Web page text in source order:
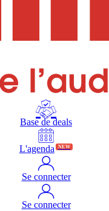
Base de deals
L'agenda NEW
Se connecter
Se connecter